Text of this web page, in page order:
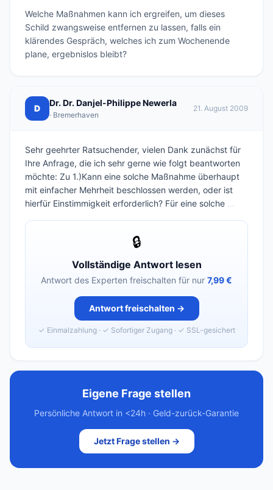
Welche Maßnahmen kann ich ergreifen, um dieses
Schild zwangsweise entfernen zu lassen, falls ein
klärendes Gespräch, welches ich zum Wochenende
plane, ergebnislos bleibt?
D
Dr. Dr. Danjel-Philippe Newerla
· Bremerhaven
21. August 2009
Sehr geehrter Ratsuchender, vielen Dank zunächst für
Ihre Anfrage, die ich sehr gerne wie folgt beantworten
möchte: Zu 1.)Kann eine solche Maßnahme überhaupt
mit einfacher Mehrheit beschlossen werden, oder ist
hierfür Einstimmigkeit erforderlich? Für eine solche ...
🔒
Vollständige Antwort lesen
Antwort des Experten freischalten für nur 7,99 €
Antwort freischalten →
✓ Einmalzahlung · ✓ Sofortiger Zugang · ✓ SSL-gesichert
Eigene Frage stellen
Persönliche Antwort in <24h · Geld-zurück-Garantie
Jetzt Frage stellen →